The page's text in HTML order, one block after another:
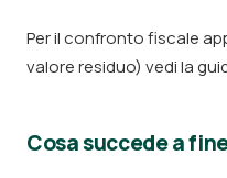
Per il confronto fiscale
valore residuo) vedi la
Cosa succede a